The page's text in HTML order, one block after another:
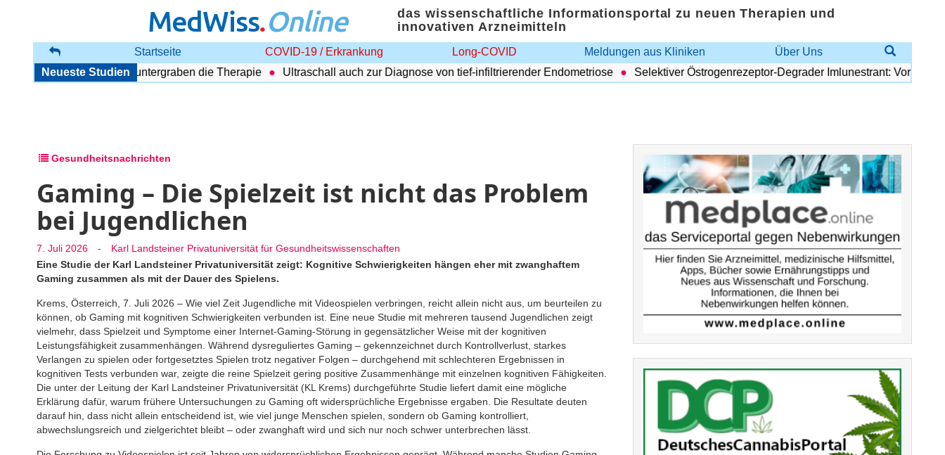
MedWiss.Online
das wissenschaftliche Informationsportal zu neuen Therapien und
innovativen Arzneimitteln
Startseite COVID-19 / Erkrankung Long-COVID Meldungen aus Kliniken
Über Uns
Neueste Studien
Probleme untergraben die Therapie Ultraschall auch zur Diagnose von tief-infiltrierender Endometriose Selektiver Östrogenrezeptor-Degrader Imlunestrant:
Gesundheitsnachrichten
Gaming – Die Spielzeit ist nicht das Problem
bei Jugendlichen
7. Juli 2026 -
Karl Landsteiner Privatuniversität für Gesundheitswissenschaften
Eine Studie der Karl Landsteiner Privatuniversität zeigt: Kognitive Schwierigkeiten hängen eher mit zwanghaftem
Gaming zusammen als mit der Dauer des Spielens.
Krems, Österreich, 7. Juli 2026 – Wie viel Zeit Jugendliche mit Videospielen verbringen, reicht allein nicht aus, um beurteilen zu
können, ob Gaming mit kognitiven Schwierigkeiten verbunden ist. Eine neue Studie mit mehreren tausend Jugendlichen zeigt
vielmehr, dass Spielzeit und Symptome einer Internet-Gaming-Störung in gegensätzlicher Weise mit der kognitiven
Leistungsfähigkeit zusammenhängen. Während dysreguliertes Gaming – gekennzeichnet durch Kontrollverlust, starkes
Verlangen zu spielen oder fortgesetztes Spielen trotz negativer Folgen – durchgehend mit schlechteren Ergebnissen in
kognitiven Tests verbunden war, zeigte die reine Spielzeit gering positive Zusammenhänge mit einzelnen kognitiven Fähigkeiten.
Die unter der Leitung der Karl Landsteiner Privatuniversität (KL Krems) durchgeführte Studie liefert damit eine mögliche
Erklärung dafür, warum frühere Untersuchungen zu Gaming oft widersprüchliche Ergebnisse ergaben. Die Resultate deuten
darauf hin, dass nicht allein entscheidend ist, wie viel junge Menschen spielen, sondern ob Gaming kontrolliert,
abwechslungsreich und zielgerichtet bleibt – oder zwanghaft wird und sich nur noch schwer unterbrechen lässt.